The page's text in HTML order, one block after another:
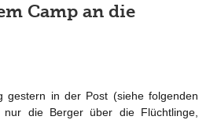
Camp an die
gestern in der Post (siehe folgenden
die Berger über die Flüchtlinge,